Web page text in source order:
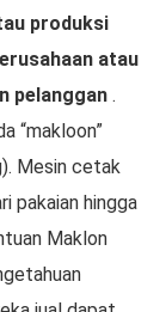
produksi
atau
pelanggan.
“makloon”
Mesin cetak
pakaian hingga
Maklon